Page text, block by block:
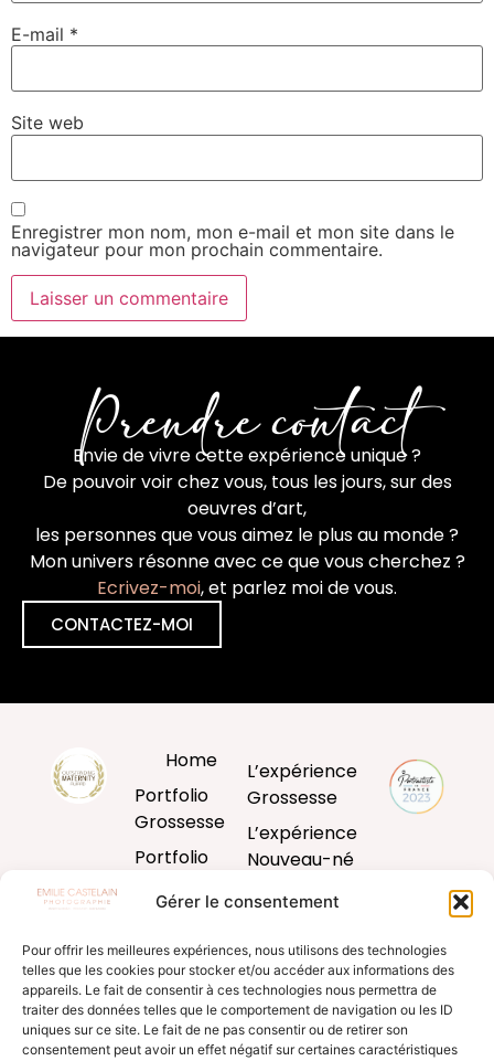
Gérer le consentement
Pour offrir les meilleures expériences, nous utilisons des technologies
telles que les cookies pour stocker et/ou accéder aux informations des
appareils. Le fait de consentir à ces technologies nous permettra de
traiter des données telles que le comportement de navigation ou les ID
uniques sur ce site. Le fait de ne pas consentir ou de retirer son
consentement peut avoir un effet négatif sur certaines caractéristiques
E-mail *
Site web
Enregistrer mon nom, mon e-mail et mon site dans le
navigateur pour mon prochain commentaire.
Prendre contact
Envie de vivre cette expérience unique ?
De pouvoir voir chez vous, tous les jours, sur des
oeuvres d’art,
les personnes que vous aimez le plus au monde ?
Mon univers résonne avec ce que vous cherchez ?
Ecrivez-moi, et parlez moi de vous.
CONTACTEZ-MOI
Home
Portfolio
Grossesse
Portfolio
Bébé
Portfolio
Famille
Blog
L’expérience
Grossesse
L’expérience
Nouveau-né
L’expérience
L’expérience
famille
Produits
d’art